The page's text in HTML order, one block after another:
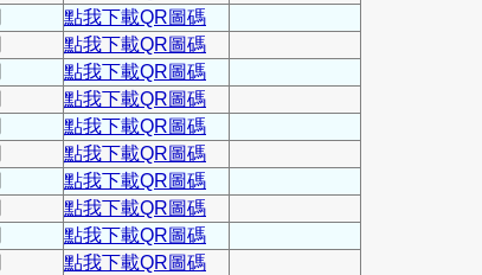
點我下載QR圖碼
點我下載QR圖碼
點我下載QR圖碼
點我下載QR圖碼
點我下載QR圖碼
點我下載QR圖碼
點我下載QR圖碼
點我下載QR圖碼
點我下載QR圖碼
點我下載QR圖碼